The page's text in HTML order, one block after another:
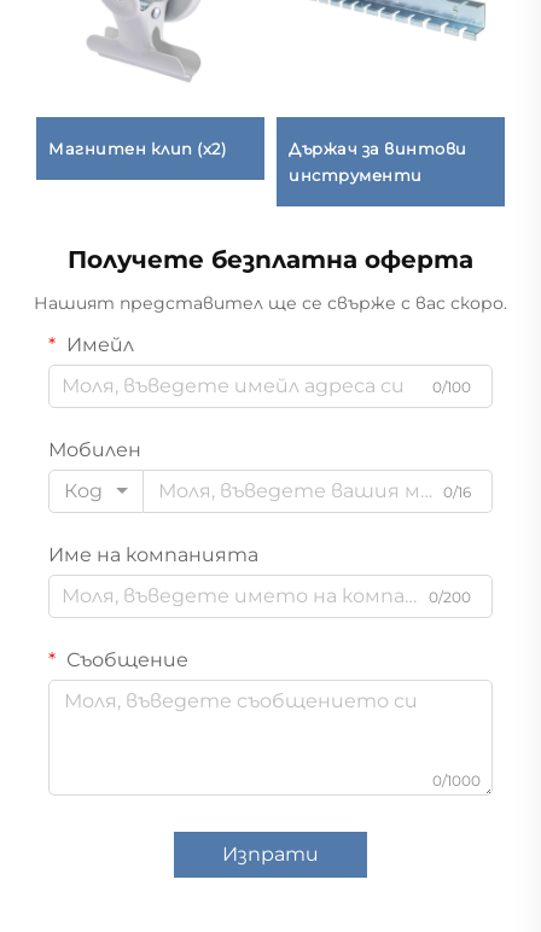
Магнитен клип (x2)
Държач за винтови
инструменти
Получете безплатна оферта
Нашият представител ще се свърже с вас скоро.
Имейл
0/100
Мобилен
Код
0/16
Име на компанията
0/200
Съобщение
0/1000
Изпрати